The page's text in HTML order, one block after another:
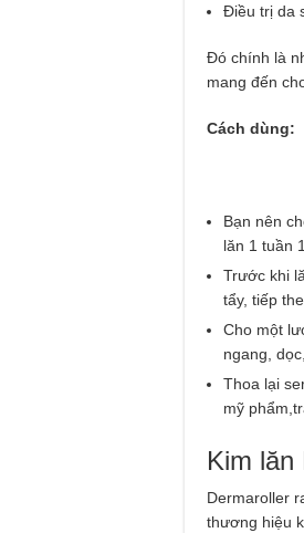
Điều trị da
Đó chính là
mang đến
Cách dùng:
Bạn nên
lăn 1 tuần
Trước khi
tẩy, tiếp
Cho một
ngang,
Thoa lại
mỹ
Kim lăn
Dermaroller
thương hiệu